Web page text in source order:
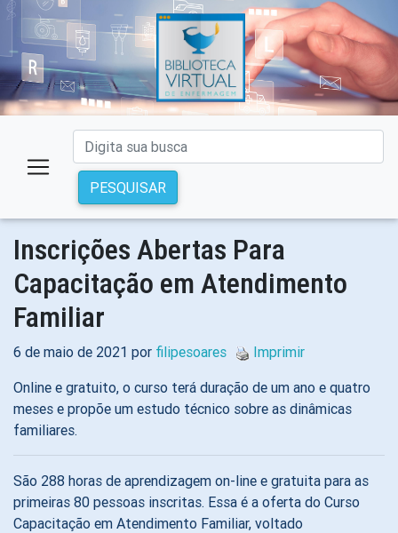
PESQUISAR
Inscrições Abertas Para
Capacitação em Atendimento
Familiar
6 de maio de 2021 por filipesoares
Imprimir
Online e gratuito, o curso terá duração de um ano e quatro
meses e propõe um estudo técnico sobre as dinâmicas
familiares.
São 288 horas de aprendizagem on-line e gratuita para as
primeiras 80 pessoas inscritas. Essa é a oferta do Curso
Capacitação em Atendimento Familiar, voltado